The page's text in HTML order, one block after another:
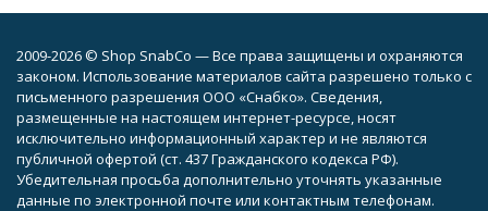
2009-2026 © Shop SnabCo — Все права защищены и охраняются
законом. Использование материалов сайта разрешено только с
письменного разрешения ООО «Снабко». Сведения,
размещенные на настоящем интернет-ресурсе, носят
исключительно информационный характер и не являются
публичной офертой (ст. 437 Гражданского кодекса РФ).
Убедительная просьба дополнительно уточнять указанные
данные по электронной почте или контактным телефонам.